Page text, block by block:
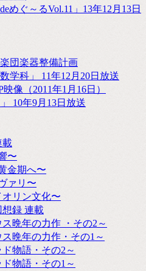
めぐ～るVol.11」13年12月13日
団楽器整備計画
学科」 11年12月20日放送
像（2011年1月16日）
10年9月13日放送
載
〜
金期へ〜
ァリ〜
リン文化〜
録 連載
晩年の力作 ・その2～
晩年の力作・その1～
物語・その2～
物語・その1～